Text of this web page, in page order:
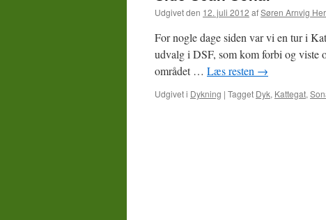
Udgivet den 12. juli 2012 afSøren Arnvig
For nogle dage siden var vi en tur i
udvalg i DSF, som kom forbi og viste
området … Læs resten →
Udgivet i Dykning | Tagget Dyk, Kattegat,